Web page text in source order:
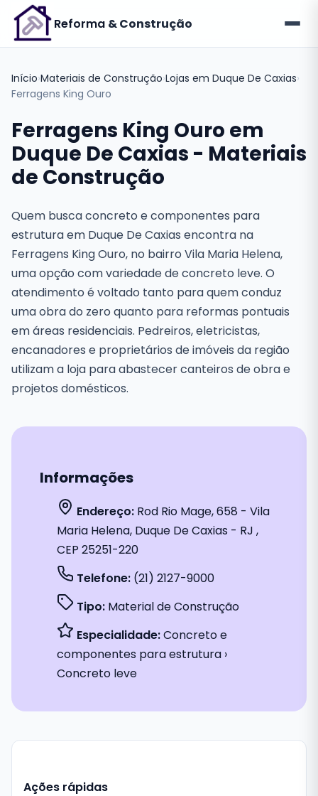
Reforma & Construção
Início›Materiais de Construção›Lojas em Duque De Caxias›
Ferragens King Ouro
Ferragens King Ouro em
Duque De Caxias - Materiais
de Construção
Quem busca concreto e componentes para
estrutura em Duque De Caxias encontra na
Ferragens King Ouro, no bairro Vila Maria Helena,
uma opção com variedade de concreto leve. O
atendimento é voltado tanto para quem conduz
uma obra do zero quanto para reformas pontuais
em áreas residenciais. Pedreiros, eletricistas,
encanadores e proprietários de imóveis da região
utilizam a loja para abastecer canteiros de obra e
projetos domésticos.
Informações
Endereço: Rod Rio Mage, 658 - Vila
Maria Helena, Duque De Caxias - RJ ,
CEP 25251-220
Telefone: (21) 2127-9000
Tipo: Material de Construção
Especialidade:Concreto e
componentes para estrutura ›
Concreto leve
Ações rápidas